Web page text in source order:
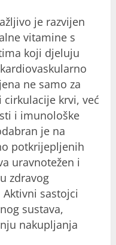
je razvijen
vitamine s
koji djeluju
ne samo za
krvi, već
i imunološke
je na
potkrijepljenih
uravnotežen i
zdravog
sastojci
sustava,
nakupljanja